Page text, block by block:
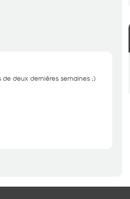
deux dernières semaines ;)